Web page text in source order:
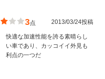
3点 2013/03/24投稿
快適な加速性能を誇る素晴らし
い車であり、カッコイイ外見も
利点の一つだ